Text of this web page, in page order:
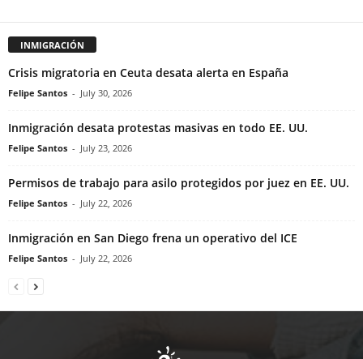
INMIGRACIÓN
Crisis migratoria en Ceuta desata alerta en España
Felipe Santos - July 30, 2026
Inmigración desata protestas masivas en todo EE. UU.
Felipe Santos - July 23, 2026
Permisos de trabajo para asilo protegidos por juez en EE. UU.
Felipe Santos - July 22, 2026
Inmigración en San Diego frena un operativo del ICE
Felipe Santos - July 22, 2026